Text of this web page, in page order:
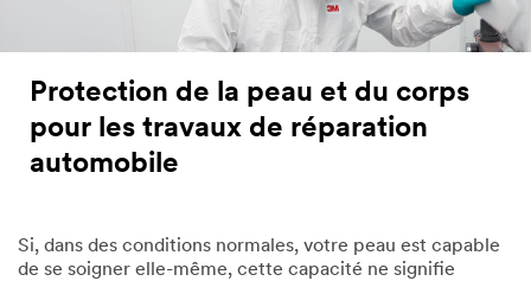
Protection de la peau et du corps
pour les travaux de réparation
automobile
Si, dans des conditions normales, votre peau est capable
de se soigner elle-même, cette capacité ne signifie